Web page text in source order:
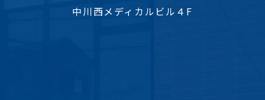
中川西メディカルビル４F